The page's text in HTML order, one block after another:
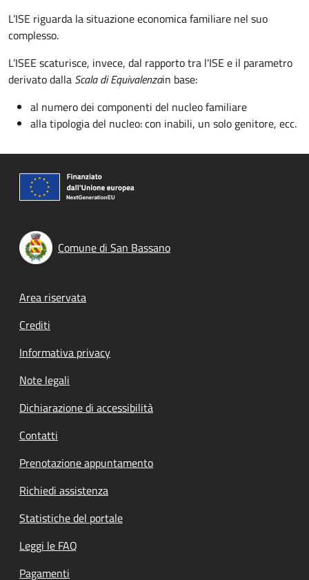
L’ISE riguarda la situazione economica familiare nel suo
complesso.
L’ISEE scaturisce, invece, dal rapporto tra l'ISE e il parametro
derivato dalla Scala di Equivalenzain base:
al numero dei componenti del nucleo familiare
alla tipologia del nucleo: con inabili, un solo genitore, ecc.
Comune di San Bassano
Footer menu
Area riservata
Crediti
Informativa privacy
Note legali
Dichiarazione di accessibilità
Contatti
Prenotazione appuntamento
Richiedi assistenza
Statistiche del portale
Leggi le FAQ
Pagamenti